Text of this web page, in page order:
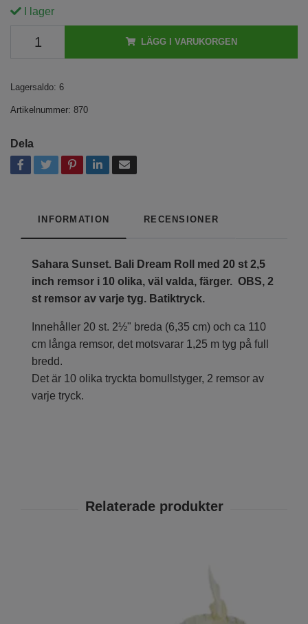
I lager
LÄGG I VARUKORGEN
Lagersaldo: 6
Artikelnummer: 870
Dela
INFORMATION RECENSIONER
Sahara Sunset. Bali Dream Roll med 20 st 2,5
inch remsor i 10 olika, väl valda, färger. OBS, 2
st remsor av varje tyg. Batiktryck.
Innehåller 20 st. 2½" breda (6,35 cm) och ca 110
cm långa remsor, det motsvarar 1,25 m tyg på full
bredd.
Det är 10 olika tryckta bomullstyger, 2 remsor av
varje tryck.